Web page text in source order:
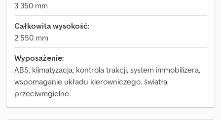
3 350 mm
Całkowita wysokość:
2 550 mm
Wyposażenie:
ABS, klimatyzacja, kontrola trakcji, system immobilizera,
wspomaganie układu kierowniczego, światła
przeciwmgielne